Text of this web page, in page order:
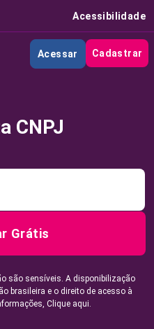
Acessibilidade
Acessar Cadastrar
CNPJ
Grátis
são sensíveis. A disponibilização
brasileira e o direito de acesso à
Clique aqui.